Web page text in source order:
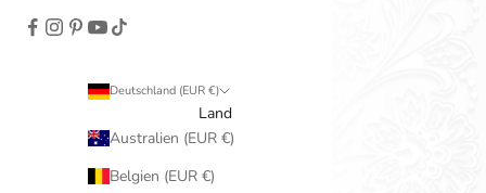
Deutschland (EUR €)
Land
Australien (EUR €)
Belgien (EUR €)